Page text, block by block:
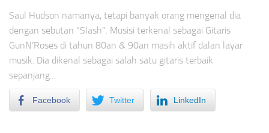
Saul Hudson namanya, tetapi banyak orang mengenal dia
dengan sebutan “Slash”. Musisi terkenal sebagai Gitaris
GunN’Roses di tahun 80an & 90an masih aktif dalan layar
musik. Dia dikenal sebagai salah satu gitaris terbaik
sepanjang...
Facebook Twitter LinkedIn